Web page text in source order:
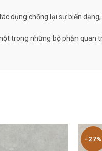
dụng chống lại sự biến
trong những bộ phận quan
-27%